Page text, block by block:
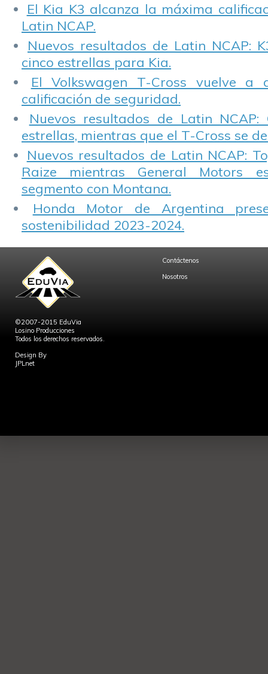
El Kia K3 alcanza la máxima
Latin NCAP.
Nuevos resultados de Latin NCAP:
cinco estrellas para Kia.
El Volkswagen T-Cross vuelve a
calificación de seguridad.
Nuevos resultados de Latin NCAP:
estrellas, mientras que el T-Cross se
Nuevos resultados de Latin NCAP:
Raize mientras General Motors
segmento con Montana.
Honda Motor de Argentina
sostenibilidad 2023-2024.
©2007-2015 EduVia
Losino Producciones
Todos los derechos reservados.
Design By
JPLnet
Contáctenos
Nosotros